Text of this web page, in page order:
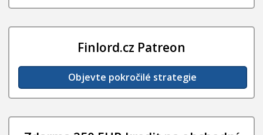
Finlord.cz Patreon
Objevte pokročilé strategie